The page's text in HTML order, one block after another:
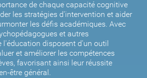
de chaque capacité cognitive
les stratégies d'intervention et aider
les défis académiques. Avec
et autres
l'éducation disposent d'un outil
et améliorer les compétences
favorisant ainsi leur réussite
être général.